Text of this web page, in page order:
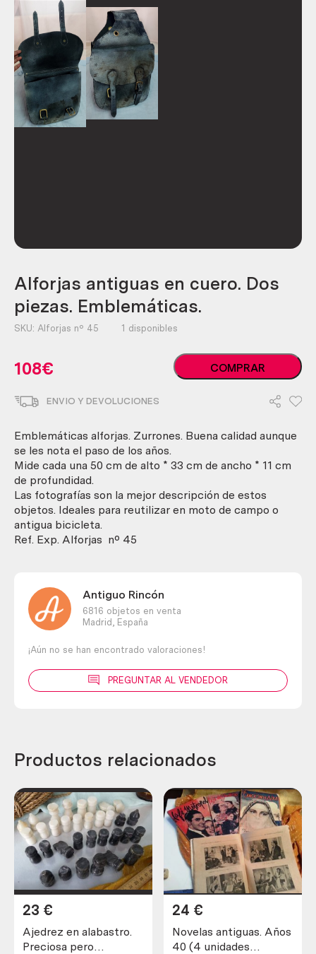
Alforjas antiguas en cuero. Dos
piezas. Emblemáticas.
SKU: Alforjas nº 45 1 disponibles
108€
Alforjas
antiguas
piezas.
cantidad
COMPRAR
ENVIO Y DEVOLUCIONES
Emblemáticas alforjas. Zurrones. Buena calidad aunque
se les nota el paso de los años.
Mide cada una 50 cm de alto * 33 cm de ancho * 11 cm
de profundidad.
Las fotografías son la mejor descripción de estos
objetos. Ideales para reutilizar en moto de campo o
antigua bicicleta.
Ref. Exp. Alforjas nº 45
Antiguo Rincón
6816 objetos en venta
Madrid,
España
¡Aún no se han encontrado valoraciones!
PREGUNTAR AL VENDEDOR
Productos relacionados
Ajedrez en alabastro.
Preciosa pero
23 €
Novelas antiguas. Años
40 (4 unidades
24 €